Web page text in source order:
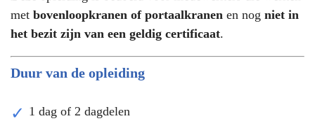
met bovenloopkranen of portaalkranen en nog niet in
het bezit zijn van een geldig certificaat.
Duur van de opleiding
1 dag of 2 dagdelen